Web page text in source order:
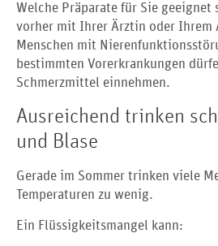
Welche Präparate für Sie geeignet
vorher mit Ihrer Ärztin oder Ihrem
Menschen mit
bestimmten Vorerkrankungen
Schmerzmittel einnehmen.
Ausreichend trinken
und Blase
Gerade im Sommer trinken viele
Temperaturen zu wenig.
Ein Flüssigkeitsmangel kann: